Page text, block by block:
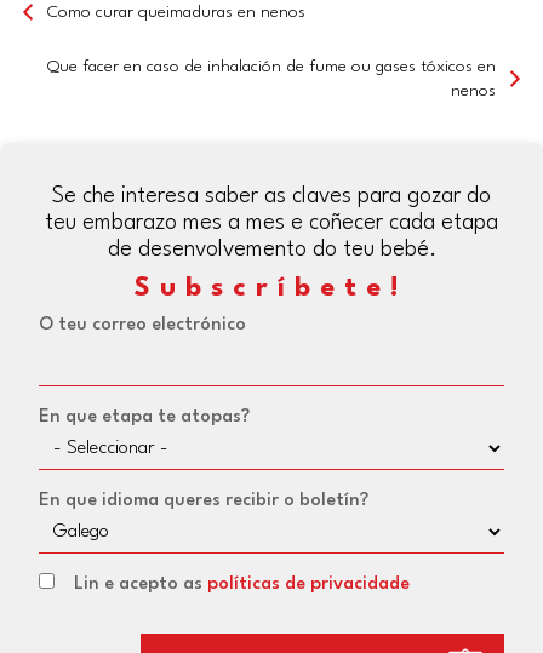
Que facer en caso de inhalación de fume ou gases tóxicos en
nenos
Como curar queimaduras en nenos
Se che interesa saber as claves para gozar do
teu embarazo mes a mes e coñecer cada etapa
de desenvolvemento do teu bebé.
Subscríbete!
O teu correo electrónico
En que etapa te atopas?
En que idioma queres recibir o boletín?
Lin e acepto as políticas de privacidade